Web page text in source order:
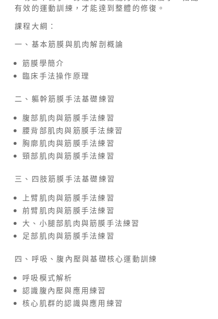
有效的運動訓練，才能達到整體的修復。
課程大綱：
一、基本筋膜與肌肉解剖概論
筋膜學簡介
臨床手法操作原理
二、軀幹筋膜手法基礎練習
腹部肌肉與筋膜手法練習
腰背部肌肉與筋膜手法練習
胸廓肌肉與筋膜手法練習
頸部肌肉與筋膜手法練習
三、四肢筋膜手法基礎練習
上臂肌肉與筋膜手法練習
前臂肌肉與筋膜手法練習
大、小腿部肌肉與筋膜手法練習
足部肌肉與筋膜手法練習
四、呼吸、腹內壓與基礎核心運動訓練
呼吸模式解析
認識腹內壓與應用練習
核心肌群的認識與應用練習